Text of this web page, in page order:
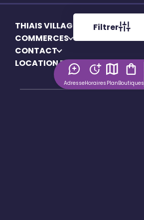
AdresseHoraires PlanBoutiques
Filtrer
THIAIS VILLAGE
COMMERCES
CONTACT
LOCATION EMPLACEMENT